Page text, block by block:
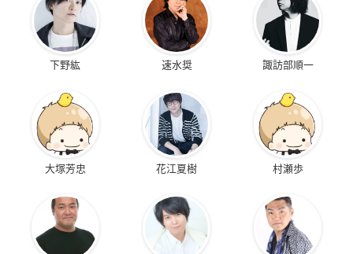
下野紘 速水奨 諏訪部順一
大塚芳忠 花江夏樹 村瀬歩